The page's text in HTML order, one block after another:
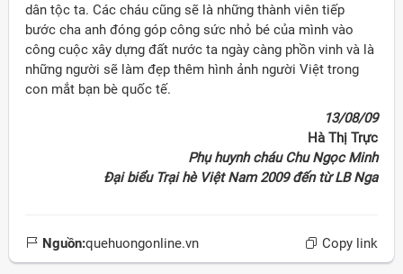
dân tộc ta. Các cháu cũng sẽ là những thành viên tiếp
bước cha anh đóng góp công sức nhỏ bé của mình vào
công cuộc xây dựng đất nước ta ngày càng phồn vinh và là
những người sẽ làm đẹp thêm hình ảnh người Việt trong
con mắt bạn bè quốc tế.
13/08/09
Hà Thị Trực
Phụ huynh cháu Chu Ngọc Minh
Đại biểu Trại hè Việt Nam 2009 đến từ LB Nga
Nguồn:quehuongonline.vn Copy link